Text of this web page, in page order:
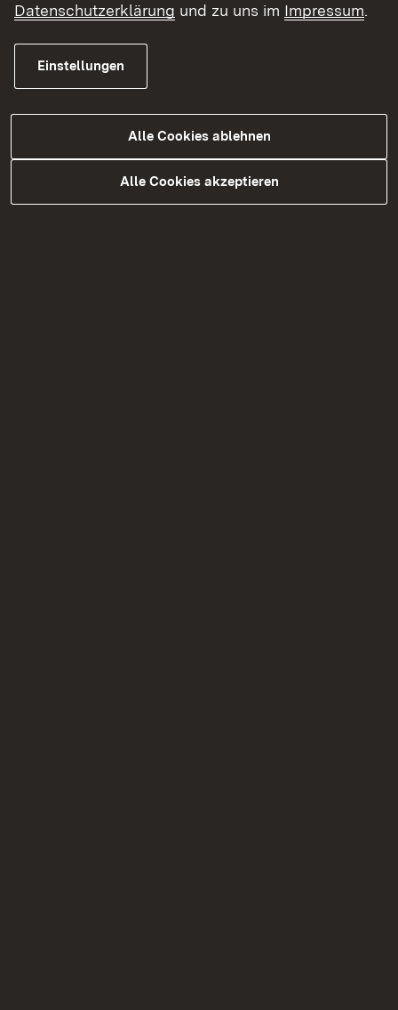
Datenschutzerklärung und zu uns im Impressum.
Einstellungen
Alle Cookies ablehnen
Alle Cookies akzeptieren